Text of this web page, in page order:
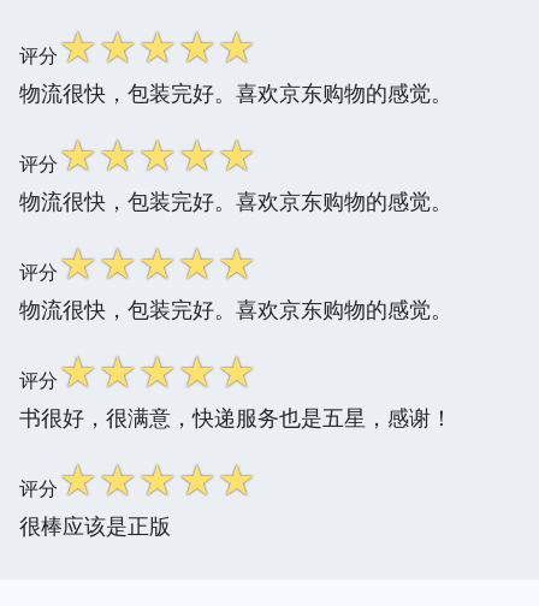
评分☆☆☆☆☆
物流很快，包装完好。喜欢京东购物的感觉。
评分☆☆☆☆☆
物流很快，包装完好。喜欢京东购物的感觉。
评分☆☆☆☆☆
物流很快，包装完好。喜欢京东购物的感觉。
评分☆☆☆☆☆
书很好，很满意，快递服务也是五星，感谢！
评分☆☆☆☆☆
很棒应该是正版